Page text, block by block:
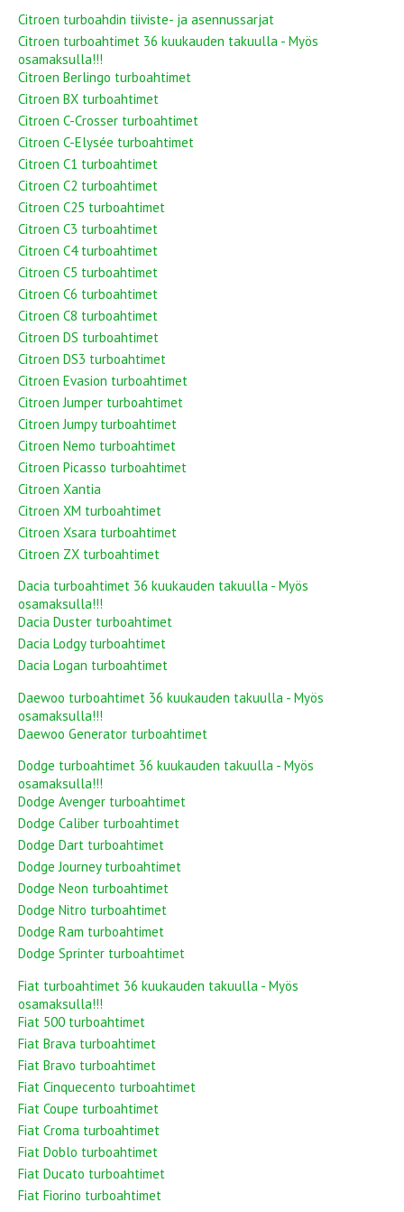
Citroen turboahdin tiiviste- ja asennussarjat
Citroen turboahtimet 36 kuukauden takuulla - Myös
osamaksulla!!!
Citroen Berlingo turboahtimet
Citroen BX turboahtimet
Citroen C-Crosser turboahtimet
Citroen C-Elysée turboahtimet
Citroen C1 turboahtimet
Citroen C2 turboahtimet
Citroen C25 turboahtimet
Citroen C3 turboahtimet
Citroen C4 turboahtimet
Citroen C5 turboahtimet
Citroen C6 turboahtimet
Citroen C8 turboahtimet
Citroen DS turboahtimet
Citroen DS3 turboahtimet
Citroen Evasion turboahtimet
Citroen Jumper turboahtimet
Citroen Jumpy turboahtimet
Citroen Nemo turboahtimet
Citroen Picasso turboahtimet
Citroen Xantia
Citroen XM turboahtimet
Citroen Xsara turboahtimet
Citroen ZX turboahtimet
Dacia turboahtimet 36 kuukauden takuulla - Myös
osamaksulla!!!
Dacia Duster turboahtimet
Dacia Lodgy turboahtimet
Dacia Logan turboahtimet
Daewoo turboahtimet 36 kuukauden takuulla - Myös
osamaksulla!!!
Daewoo Generator turboahtimet
Dodge turboahtimet 36 kuukauden takuulla - Myös
osamaksulla!!!
Dodge Avenger turboahtimet
Dodge Caliber turboahtimet
Dodge Dart turboahtimet
Dodge Journey turboahtimet
Dodge Neon turboahtimet
Dodge Nitro turboahtimet
Dodge Ram turboahtimet
Dodge Sprinter turboahtimet
Fiat turboahtimet 36 kuukauden takuulla - Myös
osamaksulla!!!
Fiat 500 turboahtimet
Fiat Brava turboahtimet
Fiat Bravo turboahtimet
Fiat Cinquecento turboahtimet
Fiat Coupe turboahtimet
Fiat Croma turboahtimet
Fiat Doblo turboahtimet
Fiat Ducato turboahtimet
Fiat Fiorino turboahtimet